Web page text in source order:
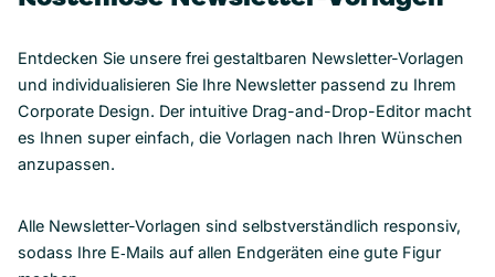
Entdecken Sie unsere frei gestaltbaren Newsletter-Vorlagen
und individualisieren Sie Ihre Newsletter passend zu Ihrem
Corporate Design. Der intuitive Drag-and-Drop-Editor macht
es Ihnen super einfach, die Vorlagen nach Ihren Wünschen
anzupassen.
Alle Newsletter-Vorlagen sind selbstverständlich responsiv,
sodass Ihre E‑Mails auf allen Endgeräten eine gute Figur